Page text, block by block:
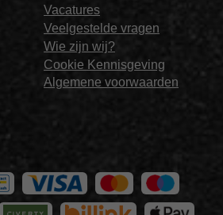
Vacatures
Veelgestelde vragen
Wie zijn wij?
Cookie Kennisgeving
Algemene voorwaarden